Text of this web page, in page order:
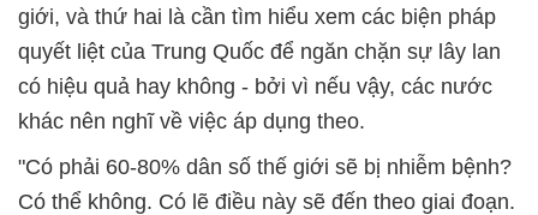
giới, và thứ hai là cần tìm hiểu xem các biện pháp
quyết liệt của Trung Quốc để ngăn chặn sự lây lan
có hiệu quả hay không - bởi vì nếu vậy, các nước
khác nên nghĩ về việc áp dụng theo.
"Có phải 60-80% dân số thế giới sẽ bị nhiễm bệnh?
Có thể không. Có lẽ điều này sẽ đến theo giai đoạn.